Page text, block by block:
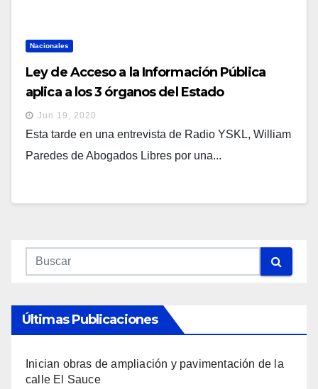
Nacionales
Ley de Acceso a la Información Pública
aplica a los 3 órganos del Estado
Jun 19, 2020
Esta tarde en una entrevista de Radio YSKL, William
Paredes de Abogados Libres por una...
Últimas Publicaciones
Inician obras de ampliación y pavimentación de la
calle El Sauce